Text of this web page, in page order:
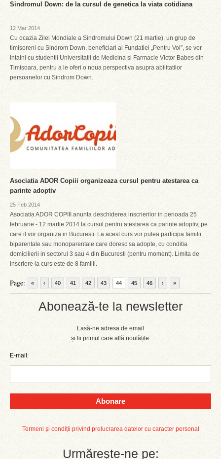
Abonează-te la newsletter
Lasă-ne adresa de email
și fii primul care află noutățile.
E-mail:
Abonare
Termeni și condiții privind prelucrarea datelor cu caracter personal
Urmărește-ne pe:
Sindromul Down: de la cursul de genetica la viata cotidiana
12 Mar 2014
Cu ocazia Zilei Mondiale a Sindromului Down (21 martie), un grup de
timisoreni cu Sindrom Down, beneficiari ai Fundatiei „Pentru Voi”, se vor
intalni cu studentii Universitatii de Medicina si Farmacie Victor Babes din
Timisoara, pentru a le oferi o noua perspectiva asupra abilitatilor
persoanelor cu Sindrom Down.
Asociatia ADOR Copiii organizeaza cursul pentru atestarea ca
parinte adoptiv
25 Feb 2014
Asociatia ADOR COPIII anunta deschiderea inscrierilor in perioada 25
februarie - 12 martie 2014 la cursul pentru atestarea ca parinte adoptiv, pe
care il vor organiza in Bucuresti. La acest curs vor putea participa familii
biparentale sau monoparentale care doresc sa adopte, cu conditia
domicilierii in sectorul 3 sau 4 din Bucuresti (pentru moment). Limita de
inscriere la curs este de 8 familii.
Page: « ‹ 40 41 42 43 44 45 46 › »